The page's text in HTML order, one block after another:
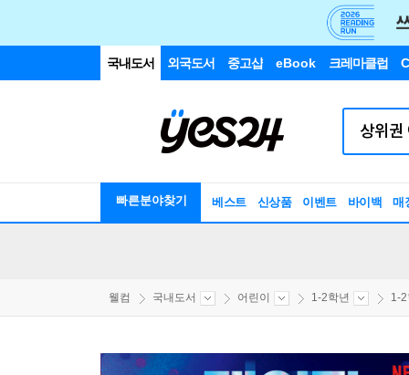
국내도서 외국도서 중고샵 eBook 크레마클럽
빠른분야찾기 베스트 신상품 이벤트 바이백 매
웰컴 국내도서 어린이 1-2학년 1-